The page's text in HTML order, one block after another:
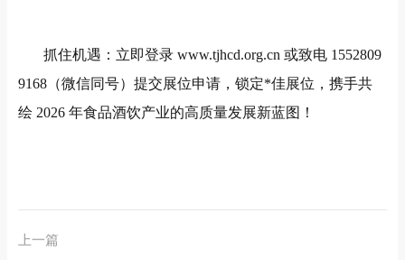
抓住机遇：立即登录 www.tjhcd.org.cn 或致电 1552809
9168 （微信同号）提交展位申请，锁定*佳展位，携手共
绘 2026 年食品酒饮产业的高质量发展新蓝图！
上一篇